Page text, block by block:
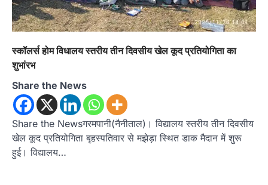
स्कॉलर्स होम विधालय स्तरीय तीन दिवसीय खेल कूद प्रतियोगिता का
शुभांरभ
Share the News
Share the Newsगरमपानी(नैनीताल)। विद्यालय स्तरीय तीन दिवसीय
खेल कूद प्रतियोगिता बृहस्पतिवार से मझेड़ा स्थित डाक मैदान में शुरू
हुई। विद्यालय…